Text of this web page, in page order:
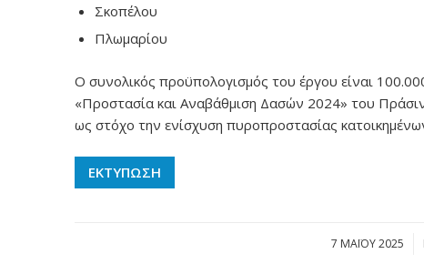
Σκοπέλου
Πλωμαρίου
Ο συνολικός προϋπολογισμός του έργου είναι
«Προστασία και Αναβάθμιση Δασών 2024» του
ως στόχο την ενίσχυση πυροπροστασίας
ΕΚΤΥΠΩΣΗ
7 ΜΑΪ́ΟΥ 2025
/